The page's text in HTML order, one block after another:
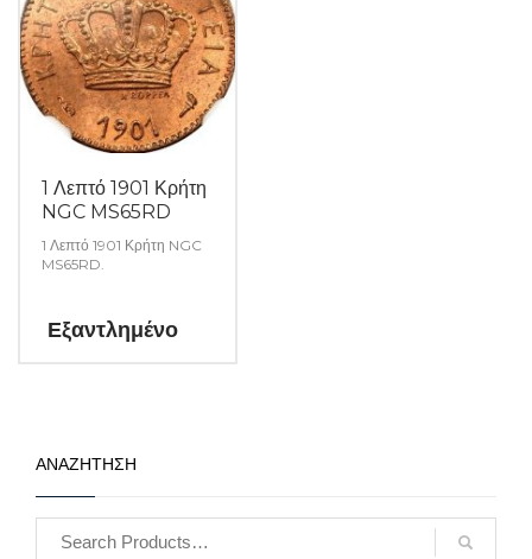
1 Λεπτό 1901 Κρήτη
NGC MS65RD
1 Λεπτό 1901 Κρήτη NGC
MS65RD.
Εξαντλημένο
ΑΝΑΖΗΤΗΣΗ